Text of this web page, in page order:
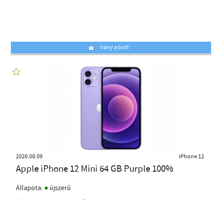
Irány a bolt!
2026.08.09 iPhone 12
Apple iPhone 12 Mini 64 GB Purple 100%
Állapota: ● újszerű